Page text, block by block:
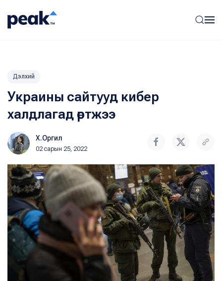
Дэлхий
Украины сайтууд кибер
халдлагад өртжээ
Х.Оргил
02 сарын 25, 2022